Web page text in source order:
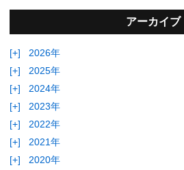
アーカイブ
[+]
2026年
[+]
2025年
[+]
2024年
[+]
2023年
[+]
2022年
[+]
2021年
[+]
2020年